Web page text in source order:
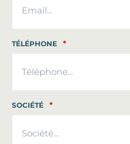
TÉLÉPHONE *
SOCIÉTÉ *